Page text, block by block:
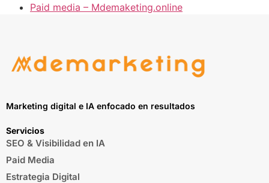
Paid media – Mdemaketing.online
Marketing digital e IA enfocado en resultados
Servicios
SEO & Visibilidad en IA
Paid Media
Estrategia Digital